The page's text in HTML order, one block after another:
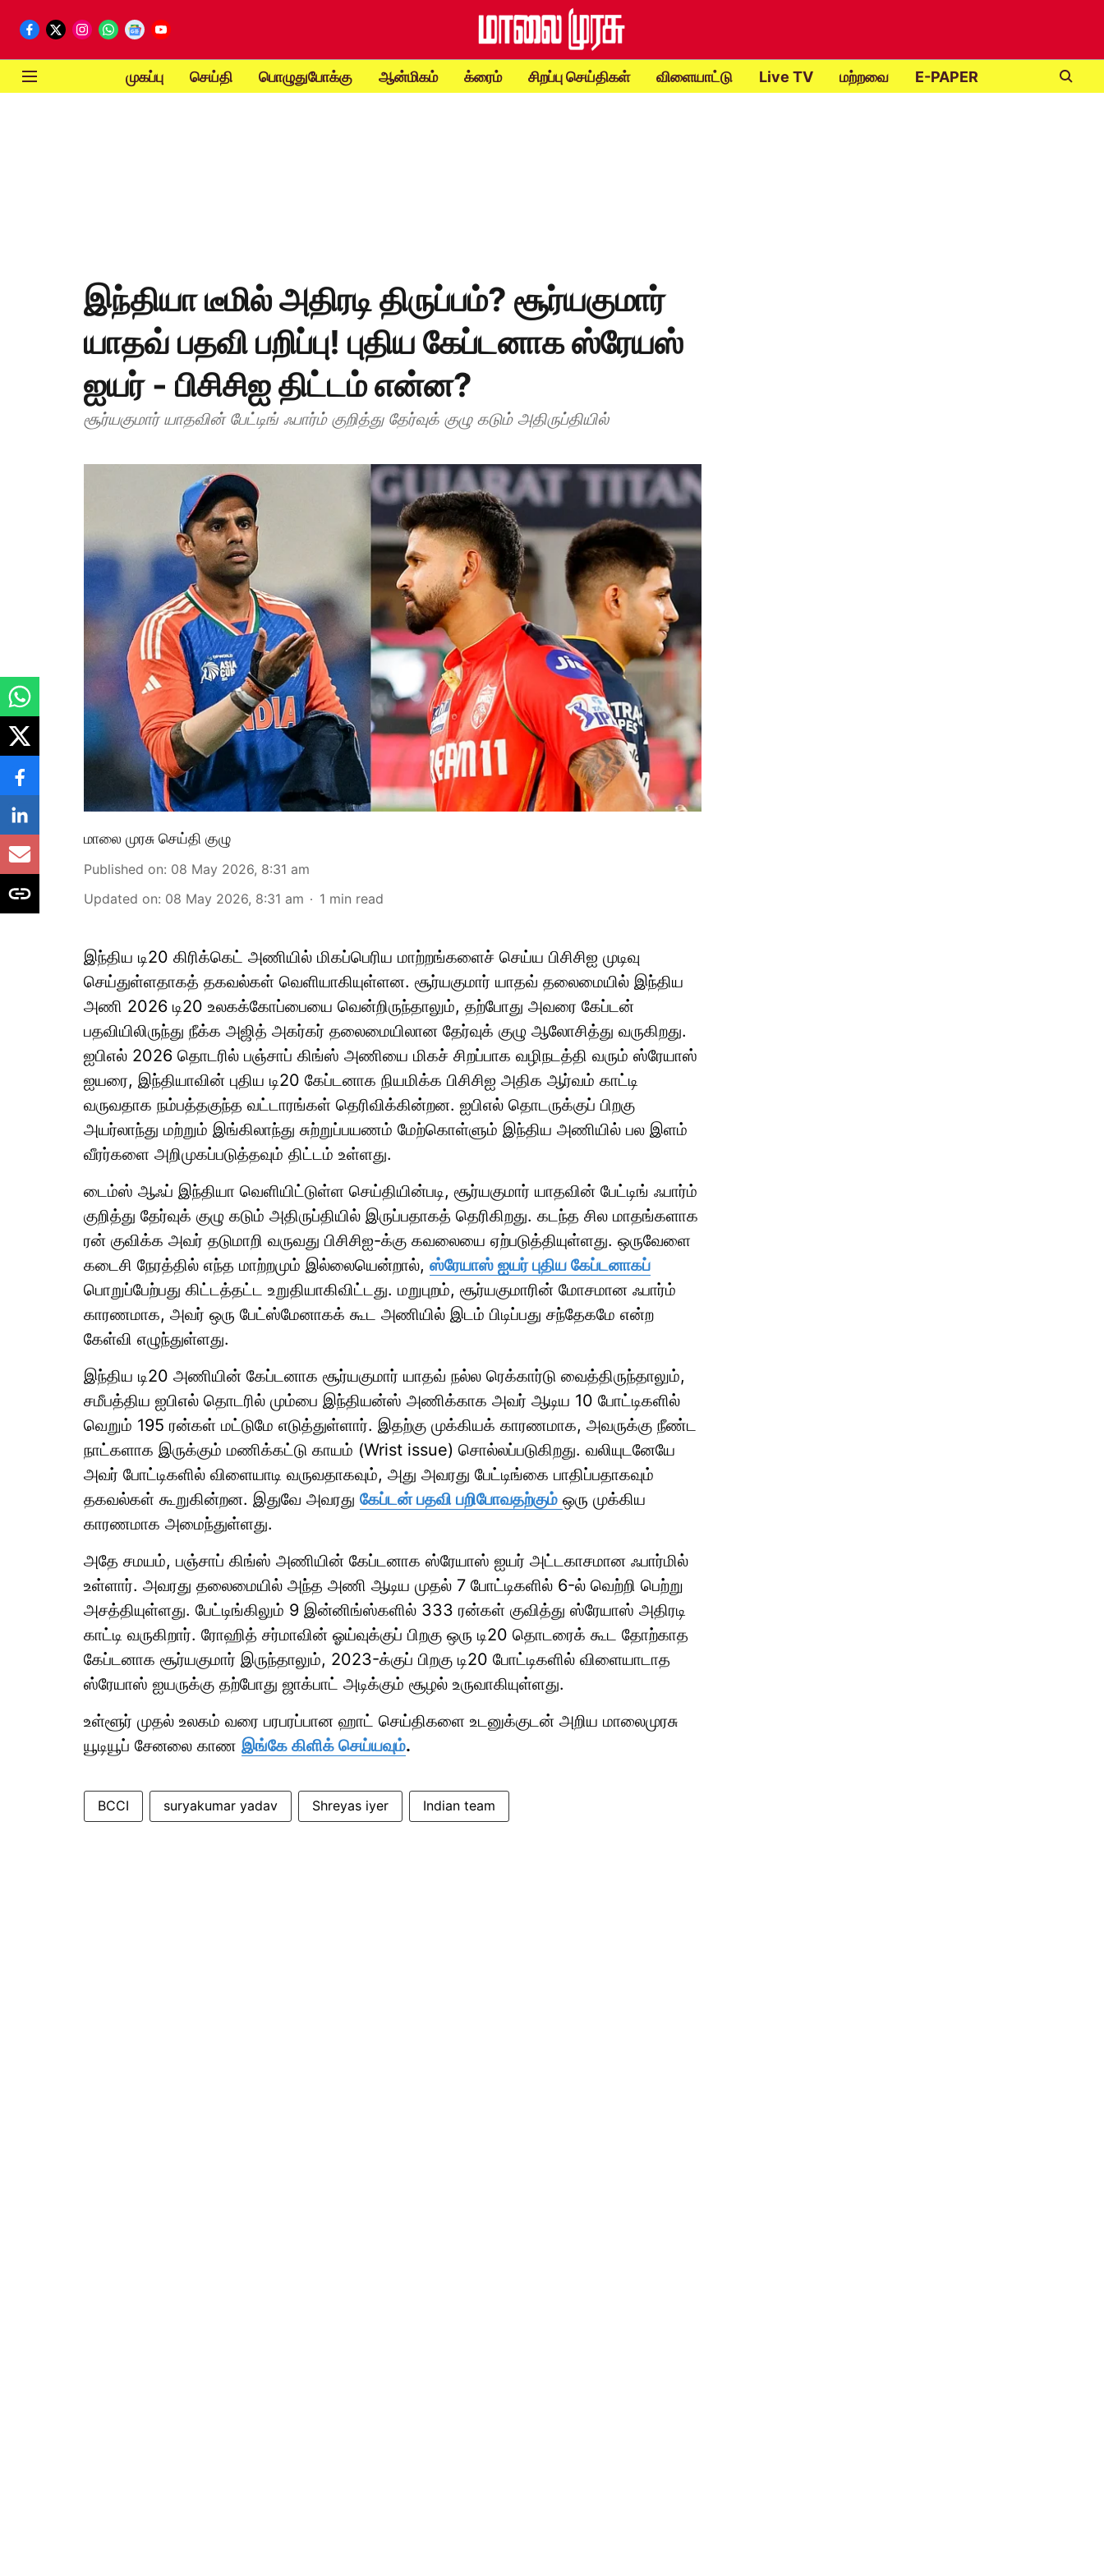
முகப்பு செய்தி பொழுதுபோக்கு ஆன்மிகம் க்ரைம் சிறப்பு செய்திகள் விளையாட்டு Live TV மற்றவை E-PAPER
இந்தியா டீமில் அதிரடி திருப்பம்? சூர்யகுமார்
யாதவ் பதவி பறிப்பு! புதிய கேப்டனாக ஸ்ரேயஸ்
ஐயர் - பிசிசிஐ திட்டம் என்ன?
சூர்யகுமார் யாதவின் பேட்டிங் ஃபார்ம் குறித்து தேர்வுக் குழு கடும் அதிருப்தியில்
மாலை முரசு செய்தி குழு
Published on: 08 May 2026, 8:31 am
Updated on: 08 May 2026, 8:31 am 1 min read
இந்திய டி20 கிரிக்கெட் அணியில் மிகப்பெரிய மாற்றங்களைச் செய்ய பிசிசிஐ முடிவு
செய்துள்ளதாகத் தகவல்கள் வெளியாகியுள்ளன. சூர்யகுமார் யாதவ் தலைமையில் இந்திய
அணி 2026 டி20 உலகக்கோப்பையை வென்றிருந்தாலும், தற்போது அவரை கேப்டன்
பதவியிலிருந்து நீக்க அஜித் அகர்கர் தலைமையிலான தேர்வுக் குழு ஆலோசித்து வருகிறது.
ஐபிஎல் 2026 தொடரில் பஞ்சாப் கிங்ஸ் அணியை மிகச் சிறப்பாக வழிநடத்தி வரும் ஸ்ரேயாஸ்
ஐயரை, இந்தியாவின் புதிய டி20 கேப்டனாக நியமிக்க பிசிசிஐ அதிக ஆர்வம் காட்டி
வருவதாக நம்பத்தகுந்த வட்டாரங்கள் தெரிவிக்கின்றன. ஐபிஎல் தொடருக்குப் பிறகு
அயர்லாந்து மற்றும் இங்கிலாந்து சுற்றுப்பயணம் மேற்கொள்ளும் இந்திய அணியில் பல இளம்
வீரர்களை அறிமுகப்படுத்தவும் திட்டம் உள்ளது.
டைம்ஸ் ஆஃப் இந்தியா வெளியிட்டுள்ள செய்தியின்படி, சூர்யகுமார் யாதவின் பேட்டிங் ஃபார்ம்
குறித்து தேர்வுக் குழு கடும் அதிருப்தியில் இருப்பதாகத் தெரிகிறது. கடந்த சில மாதங்களாக
ரன் குவிக்க அவர் தடுமாறி வருவது பிசிசிஐ-க்கு கவலையை ஏற்படுத்தியுள்ளது. ஒருவேளை
கடைசி நேரத்தில் எந்த மாற்றமும் இல்லையென்றால், ஸ்ரேயாஸ் ஐயர் புதிய கேப்டனாகப்
பொறுப்பேற்பது கிட்டத்தட்ட உறுதியாகிவிட்டது. மறுபுறம், சூர்யகுமாரின் மோசமான ஃபார்ம்
காரணமாக, அவர் ஒரு பேட்ஸ்மேனாகக் கூட அணியில் இடம் பிடிப்பது சந்தேகமே என்ற
கேள்வி எழுந்துள்ளது.
இந்திய டி20 அணியின் கேப்டனாக சூர்யகுமார் யாதவ் நல்ல ரெக்கார்டு வைத்திருந்தாலும்,
சமீபத்திய ஐபிஎல் தொடரில் மும்பை இந்தியன்ஸ் அணிக்காக அவர் ஆடிய 10 போட்டிகளில்
வெறும் 195 ரன்கள் மட்டுமே எடுத்துள்ளார். இதற்கு முக்கியக் காரணமாக, அவருக்கு நீண்ட
நாட்களாக இருக்கும் மணிக்கட்டு காயம் (Wrist issue) சொல்லப்படுகிறது. வலியுடனேயே
அவர் போட்டிகளில் விளையாடி வருவதாகவும், அது அவரது பேட்டிங்கை பாதிப்பதாகவும்
தகவல்கள் கூறுகின்றன. இதுவே அவரது கேப்டன் பதவி பறிபோவதற்கும் ஒரு முக்கிய
காரணமாக அமைந்துள்ளது.
அதே சமயம், பஞ்சாப் கிங்ஸ் அணியின் கேப்டனாக ஸ்ரேயாஸ் ஐயர் அட்டகாசமான ஃபார்மில்
உள்ளார். அவரது தலைமையில் அந்த அணி ஆடிய முதல் 7 போட்டிகளில் 6-ல் வெற்றி பெற்று
அசத்தியுள்ளது. பேட்டிங்கிலும் 9 இன்னிங்ஸ்களில் 333 ரன்கள் குவித்து ஸ்ரேயாஸ் அதிரடி
காட்டி வருகிறார். ரோஹித் சர்மாவின் ஓய்வுக்குப் பிறகு ஒரு டி20 தொடரைக் கூட தோற்காத
கேப்டனாக சூர்யகுமார் இருந்தாலும், 2023-க்குப் பிறகு டி20 போட்டிகளில் விளையாடாத
ஸ்ரேயாஸ் ஐயருக்கு தற்போது ஜாக்பாட் அடிக்கும் சூழல் உருவாகியுள்ளது.
உள்ளூர் முதல் உலகம் வரை பரபரப்பான ஹாட் செய்திகளை உடனுக்குடன் அறிய மாலைமுரசு
யூடியூப் சேனலை காண இங்கே கிளிக் செய்யவும்.
BCCI suryakumar yadav Shreyas iyer Indian team